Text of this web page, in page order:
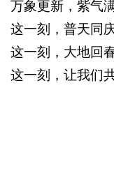
万象更新，紫气
这一刻，普天同
这一刻，大地回
这一刻，让我们